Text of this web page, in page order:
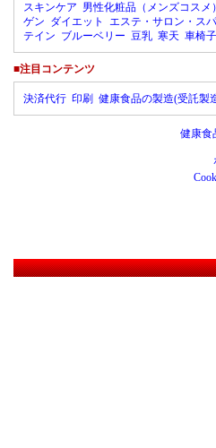
スキンケア 男性化粧品（メンズコスメ）
ゲン ダイエット エステ・サロン・ス
テイン ブルーベリー 豆乳 寒天 車椅子
■注目コンテンツ
決済代行 印刷 健康食品の製造(受託製
健康食